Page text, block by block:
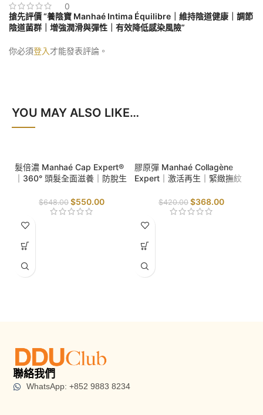
0
搶先評價 “養陰寶 Manhaé Intima Équilibre｜維持陰道健康｜調節
陰道菌群｜增強潤滑與彈性｜有效降低感染風險”
你必須登入 才能發表評論。
YOU MAY ALSO LIKE…
髮倍濃 Manhaé Cap Expert®
｜360° 頭髮全面滋養｜防脫生
$648.00 $550.00
膠原彈 Manhaé Collagène
Expert｜激活再生｜緊緻撫紋
$420.00 $368.00
聯絡我們
WhatsApp: +852 9883 8234